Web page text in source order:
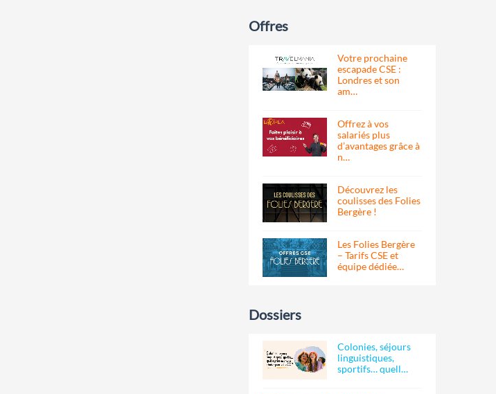
Offres
Votre prochaine
escapade CSE :
Londres et son
am…
Offrez à vos
salariés plus
d’avantages grâce à
n…
Découvrez les
coulisses des Folies
Bergère !
Les Folies Bergère
– Tarifs CSE et
équipe dédiée…
Dossiers
Colonies, séjours
linguistiques,
sportifs… quell…